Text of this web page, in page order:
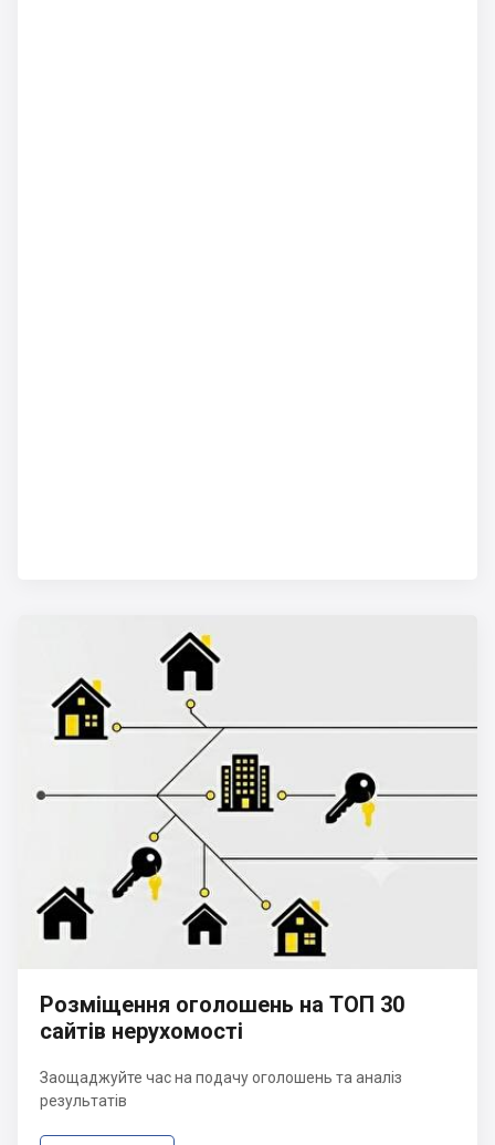
Розміщення оголошень на ТОП 30
сайтів нерухомості
Заощаджуйте час на подачу оголошень та аналіз
результатів